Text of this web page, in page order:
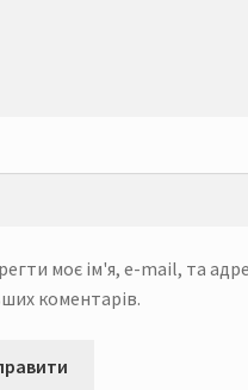
моє ім'я, e-mail, та
коментарів.